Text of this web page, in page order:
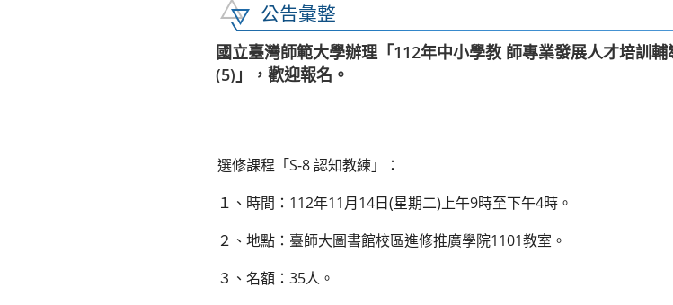
公告彙整
國立臺灣師範大學辦理「112年中小學教 師專業發展人才培訓
(5)」，歡迎報名。
選修課程「S-8 認知教練」：
１、時間：112年11月14日(星期二)上午9時至下午4時。
２、地點：臺師大圖書館校區進修推廣學院1101教室。
３、名額：35人。